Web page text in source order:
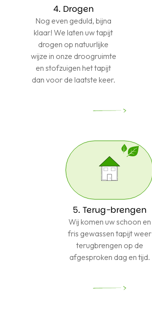
4. Drogen
Nog even geduld, bijna
klaar! We laten uw tapijt
drogen op natuurlijke
wijze in onze droogruimte
en stofzuigen het tapijt
dan voor de laatste keer.
5. Terug-brengen
Wij komen uw schoon en
fris gewassen tapijt weer
terugbrengen op de
afgesproken dag en tijd.